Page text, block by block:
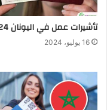
تأشيرات عمل في اليونان 2024
16 يوليو، 2024